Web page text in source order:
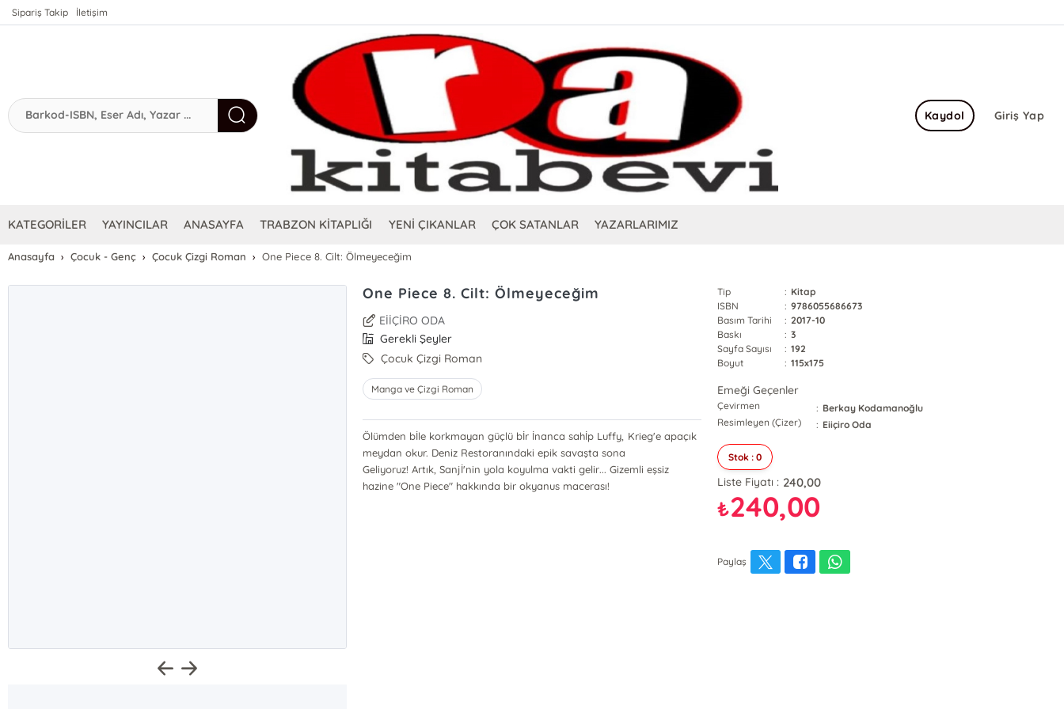
Sipariş Takip İletişim
Giriş Yap
Kaydol
KATEGORİLER YAYINCILAR ANASAYFA TRABZON KİTAPLIĞI YENİ ÇIKANLAR ÇOK SATANLAR YAZARLARIMIZ
Anasayfa Çocuk - Genç Çocuk Çizgi Roman One Piece 8. Cilt: Ölmeyeceğim
One Piece 8. Cilt: Ölmeyeceğim
EİİÇİRO ODA
Gerekli Şeyler
Çocuk Çizgi Roman
Manga ve Çizgi Roman
Ölümden bİle korkmayan güçlü bİr İnanca sahİp Luffy, Krieg'e apaçık
meydan okur. Deniz Restoranındaki epik savaşta sona
Geliyoruz! Artık, Sanjİ'nin yola koyulma vakti gelir... Gizemli eşsiz
hazine "One Piece" hakkında bir okyanus macerası!
Tip : Kitap
ISBN
: 9786055686673
Basım Tarihi
: 2017-10
Baskı
: 3
Sayfa Sayısı
: 192
Boyut
: 115x175
Emeği Geçenler
Çevirmen : Berkay Kodamanoğlu
Resimleyen (Çizer)
: Eiiçiro Oda
Stok : 0
Liste Fiyatı : 240,00
₺240,00
Paylaş